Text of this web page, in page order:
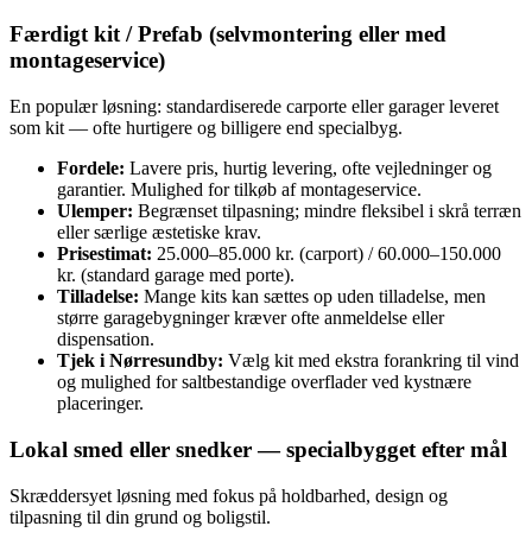
Færdigt kit / Prefab (selvmontering eller med
montageservice)
En populær løsning: standardiserede carporte eller garager leveret
som kit — ofte hurtigere og billigere end specialbyg.
Fordele: Lavere pris, hurtig levering, ofte vejledninger og
garantier. Mulighed for tilkøb af montageservice.
Ulemper: Begrænset tilpasning; mindre fleksibel i skrå terræn
eller særlige æstetiske krav.
Prisestimat: 25.000–85.000 kr. (carport) / 60.000–150.000
kr. (standard garage med porte).
Tilladelse: Mange kits kan sættes op uden tilladelse, men
større garagebygninger kræver ofte anmeldelse eller
dispensation.
Tjek i Nørresundby: Vælg kit med ekstra forankring til vind
og mulighed for saltbestandige overflader ved kystnære
placeringer.
Lokal smed eller snedker — specialbygget efter mål
Skræddersyet løsning med fokus på holdbarhed, design og
tilpasning til din grund og boligstil.